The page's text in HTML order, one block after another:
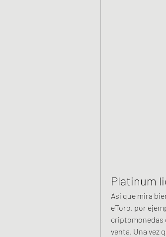
Platinum
Asi que mira
eToro, por
criptomonedas
venta. Una vez